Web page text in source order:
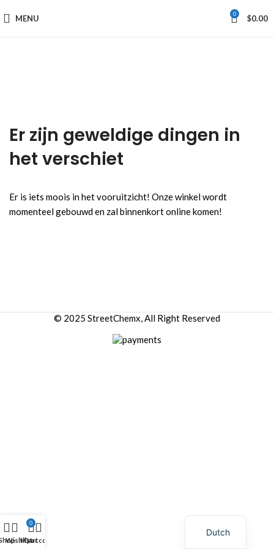
MENU 0 $0.00
Er zijn geweldige dingen in
het verschiet
Er is iets moois in het vooruitzicht! Onze winkel wordt
momenteel gebouwd en zal binnenkort online komen!
© 2025 StreetChemx, All Right Reserved
Wishlist
0
Cart
My account
Dutch